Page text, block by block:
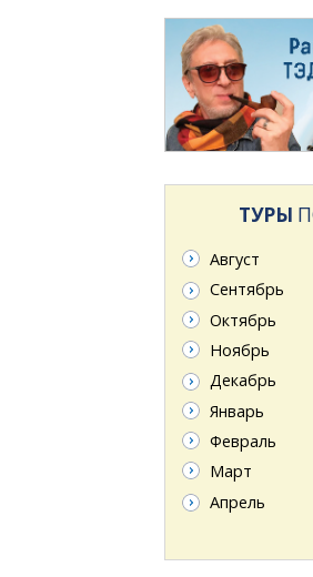
ТУРЫ
Август
Сентябрь
Октябрь
Ноябрь
Декабрь
Январь
Февраль
Март
Апрель